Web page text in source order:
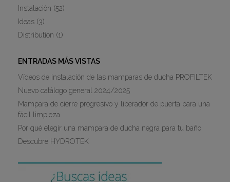
Instalación (52)
Ideas (3)
Distribution (1)
ENTRADAS MÁS VISTAS
Vídeos de instalación de las mamparas de ducha PROFILTEK
Nuevo catálogo general 2024/2025
Mampara de cierre progresivo y liberador de puerta para una
fácil limpieza
Por qué elegir una mampara de ducha negra para tu baño
Descubre HYDROTEK